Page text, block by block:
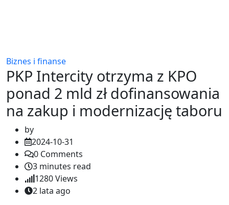
Biznes i finanse
PKP Intercity otrzyma z KPO
ponad 2 mld zł dofinansowania
na zakup i modernizację taboru
by
2024-10-31
0 Comments
3 minutes read
1280Views
2 lata ago